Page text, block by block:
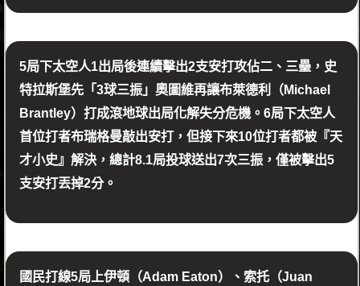
5局下太空人1出局後連續擊出2支安打攻佔二、三壘，史
特拉斯堡先「3球三振」奧圖維再讓布萊德利（Michael
Brantley）打成滾地球出局化解失分危機。6局下太空人
首位打者布瑞格曼敲出安打，但接下來10位打者都被『天
才小史』解決，總計8.1局投球送出7次三振，僅被擊出5
支安打丟掉2分。
國民打線5局上伊頓（Adam Eaton）、索托（Juan